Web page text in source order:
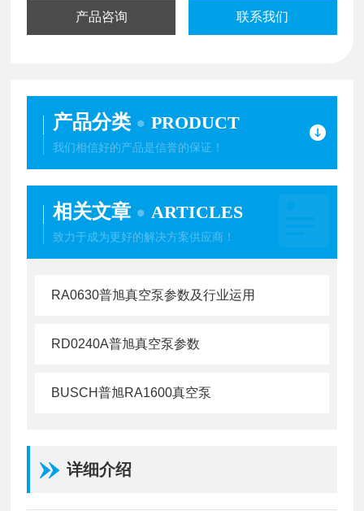
产品咨询 联系我们
产品分类 PRODUCT
我们相信好的产品是信誉的保证！
相关文章 ARTICLES
致力于成为更好的解决方案供应商！
RA0630普旭真空泵参数及行业运用
RD0240A普旭真空泵参数
BUSCH普旭RA1600真空泵
详细介绍